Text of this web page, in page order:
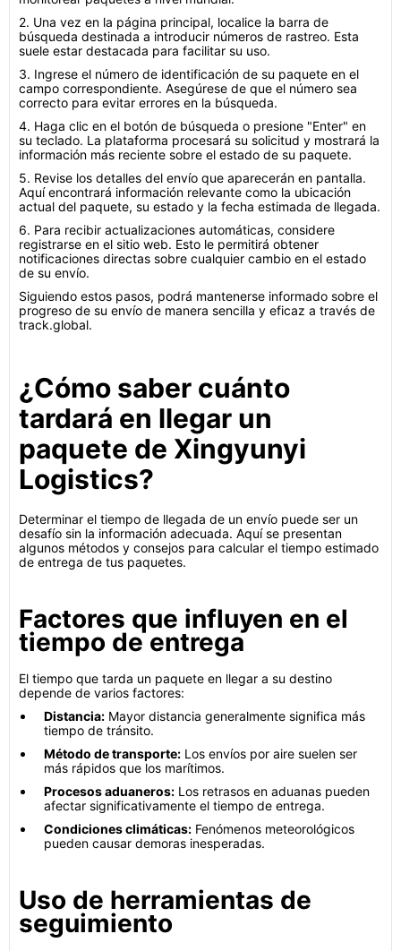
2. Una vez en la página principal, localice la barra de
búsqueda destinada a introducir números de rastreo. Esta
suele estar destacada para facilitar su uso.
3. Ingrese el número de identificación de su paquete en el
campo correspondiente. Asegúrese de que el número sea
correcto para evitar errores en la búsqueda.
4. Haga clic en el botón de búsqueda o presione "Enter" en
su teclado. La plataforma procesará su solicitud y mostrará la
información más reciente sobre el estado de su paquete.
5. Revise los detalles del envío que aparecerán en pantalla.
Aquí encontrará información relevante como la ubicación
actual del paquete, su estado y la fecha estimada de llegada.
6. Para recibir actualizaciones automáticas, considere
registrarse en el sitio web. Esto le permitirá obtener
notificaciones directas sobre cualquier cambio en el estado
de su envío.
Siguiendo estos pasos, podrá mantenerse informado sobre el
progreso de su envío de manera sencilla y eficaz a través de
track.global.
¿Cómo saber cuánto
tardará en llegar un
paquete de Xingyunyi
Logistics?
Determinar el tiempo de llegada de un envío puede ser un
desafío sin la información adecuada. Aquí se presentan
algunos métodos y consejos para calcular el tiempo estimado
de entrega de tus paquetes.
Factores que influyen en el
tiempo de entrega
El tiempo que tarda un paquete en llegar a su destino
depende de varios factores:
Distancia: Mayor distancia generalmente significa más
tiempo de tránsito.
Método de transporte: Los envíos por aire suelen ser
más rápidos que los marítimos.
Procesos aduaneros: Los retrasos en aduanas pueden
afectar significativamente el tiempo de entrega.
Condiciones climáticas: Fenómenos meteorológicos
pueden causar demoras inesperadas.
Uso de herramientas de
seguimiento